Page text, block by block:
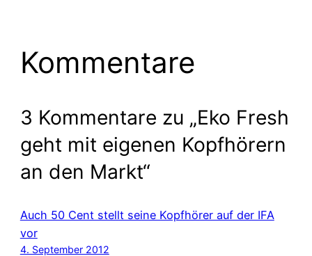
Kommentare
3 Kommentare zu „Eko Fresh
geht mit eigenen Kopfhörern
an den Markt“
Auch 50 Cent stellt seine Kopfhörer auf der IFA
vor
4. September 2012